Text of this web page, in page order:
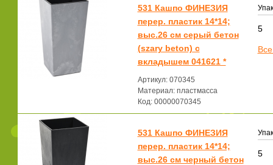
531 Кашпо ФИНЕЗИЯ
перер. пластик 14*14;
выс.26 см серый бетон
(szary beton) с
вкладышем 041621 *
Артикул: 070345
Материал: пластмасса
Код: 00000070345
5
531 Кашпо ФИНЕЗИЯ
перер. пластик 14*14;
выс.26 см черный бетон
5